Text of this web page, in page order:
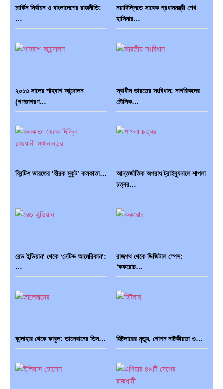
ভারত মহাসাগরের অশ্রু: শ্রীলঙ্কার
পূর্ব ইউরোপ বনাম তুরস্ক: শত…
পৃথিবীতে বর্তমানে মোট দেশের সংখ্যা…
মার্কিন নির্বাচন ও বাংলাদেশের রাজনীতি:
…
নয়াদিল্লিতে সাবেক প্রধানমন্ত্রী শেখ
হাসিনার…
২০১৩ সালের শাহবাগ আন্দোলন
(গণজাগরণ…
স্বাধীন ভারতের সংবিধান: নাগরিকদের
মৌলিক…
ব্রিটিশ ভারতের ‘হীরক মুকুট’ কলকাতা…
আন্তর্জাতিক অপরাধ ট্রাইব্যুনালে শাপলা
চত্বর…
রেড ইন্ডিয়ান’ থেকে ‘নেটিভ আমেরিকান’:
…
রাজপথ থেকে ডিজিটাল স্পেস:
‘ককরোচ…
কান্দাহার থেকে কাবুল: তালেবানের তিন… হিটলারের মৃত্যু, গোপন নাটকীয়তা ও…